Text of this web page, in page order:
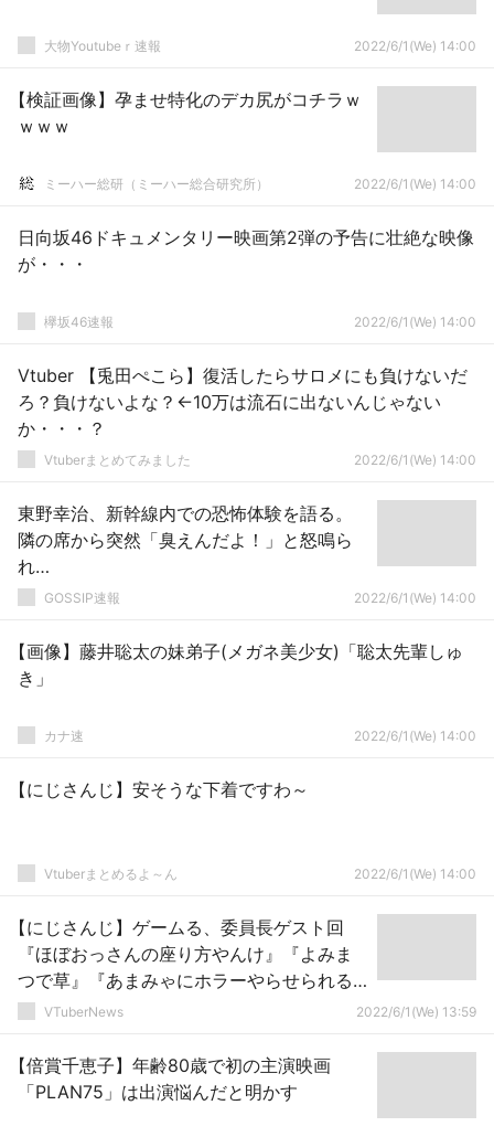
大物Youtubeｒ速報 2022/6/1(We) 14:00
【検証画像】孕ませ特化のデカ尻がコチラｗ
ｗｗｗ
ミーハー総研（ミーハー総合研究所） 2022/6/1(We) 14:00
日向坂46ドキュメンタリー映画第2弾の予告に壮絶な映像
が・・・
欅坂46速報 2022/6/1(We) 14:00
Vtuber 【兎田ぺこら】復活したらサロメにも負けないだ
ろ？負けないよな？←10万は流石に出ないんじゃない
か・・・？
Vtuberまとめてみました 2022/6/1(We) 14:00
東野幸治、新幹線内での恐怖体験を語る。
隣の席から突然「臭えんだよ！」と怒鳴ら
れ…
GOSSIP速報 2022/6/1(We) 14:00
【画像】藤井聡太の妹弟子(メガネ美少女)「聡太先輩しゅ
き」
カナ速 2022/6/1(We) 14:00
【にじさんじ】安そうな下着ですわ～
Vtuberまとめるよ～ん 2022/6/1(We) 14:00
【にじさんじ】ゲームる、委員長ゲスト回
『ほぼおっさんの座り方やんけ』『よみま
つで草』『あまみゃにホラーやらせられる
のは神企画やん』
VTuberNews 2022/6/1(We) 13:59
【倍賞千恵子】年齢80歳で初の主演映画
「PLAN75」は出演悩んだと明かす